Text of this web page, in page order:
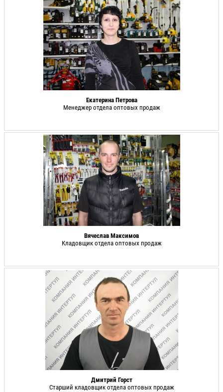
Екатерина Петрова
Менеджер отдела оптовых продаж
Вячеслав Максимов
Кладовщик отдела оптовых продаж
Дмитрий Горст
Старший кладовщик отдела оптовых продаж